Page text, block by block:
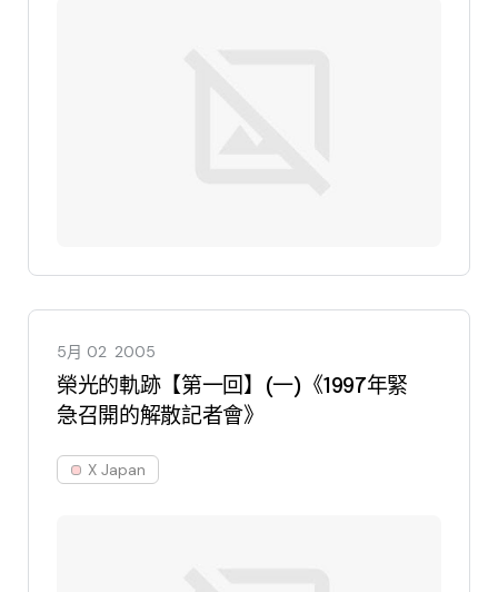
5月 02 2005
榮光的軌跡【第一回】(一)《1997年緊
急召開的解散記者會》
X Japan